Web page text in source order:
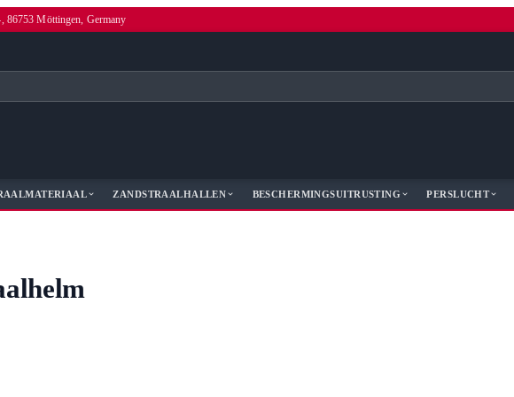
86753 Möttingen, Germany
ZANDSTRAALHALLEN BESCHERMINGSUITRUSTING PERSLUCHT